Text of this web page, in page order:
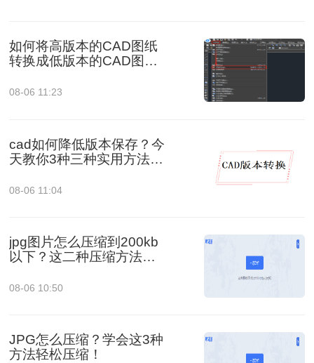
如何将高版本的CAD图纸
转换成低版本的CAD图
08-06 11:23
cad如何降低版本保存？今
天教你3种三种实用方法对
08-06 11:04
jpg图片怎么压缩到200kb
以下？这二种压缩方法你
08-06 10:50
JPG怎么压缩？学会这3种
方法轻松压缩！